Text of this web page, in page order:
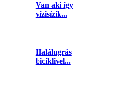
Van aki így
vízisízik...
Halálugrás
biciklivel...